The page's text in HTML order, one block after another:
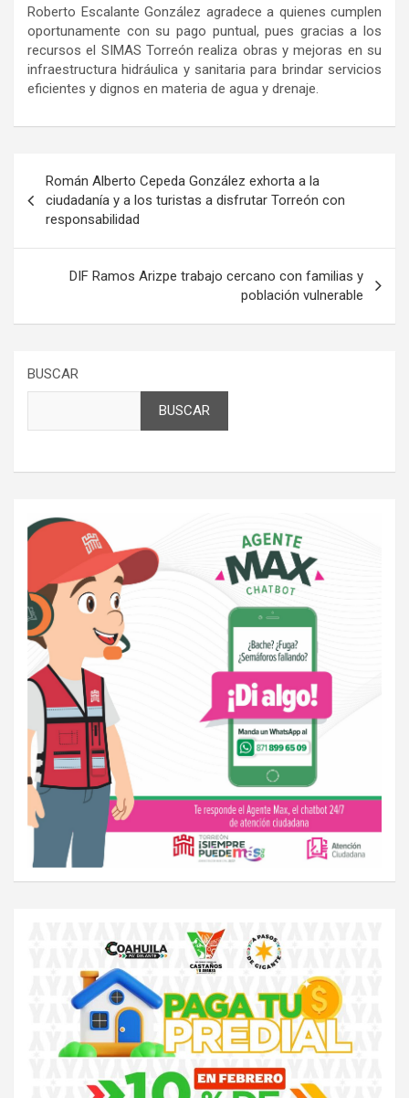
Roberto Escalante González agradece a quienes cumplen
oportunamente con su pago puntual, pues gracias a los
recursos el SIMAS Torreón realiza obras y mejoras en su
infraestructura hidráulica y sanitaria para brindar servicios
eficientes y dignos en materia de agua y drenaje.
de
entradas
Román Alberto Cepeda González exhorta a la
ciudadanía y a los turistas a disfrutar Torreón con
responsabilidad
DIF Ramos Arizpe trabajo cercano con familias y
población vulnerable
BUSCAR
BUSCAR